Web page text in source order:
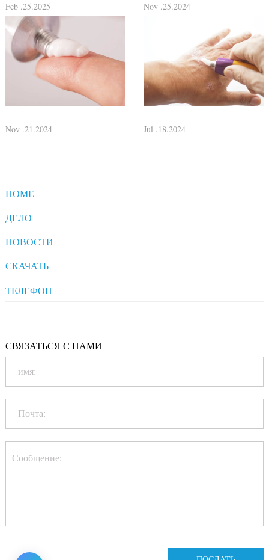
Feb .25.2025 Nov .25.2024
Nov .21.2024 Jul .18.2024
HOME
ДЕЛО
Pharmaceuticals
Clients' Comments
НОВОСТИ
Industrial News
СКАЧАТЬ
Company Compliance
ТЕЛЕФОН
СВЯЗАТЬСЯ С НАМИ